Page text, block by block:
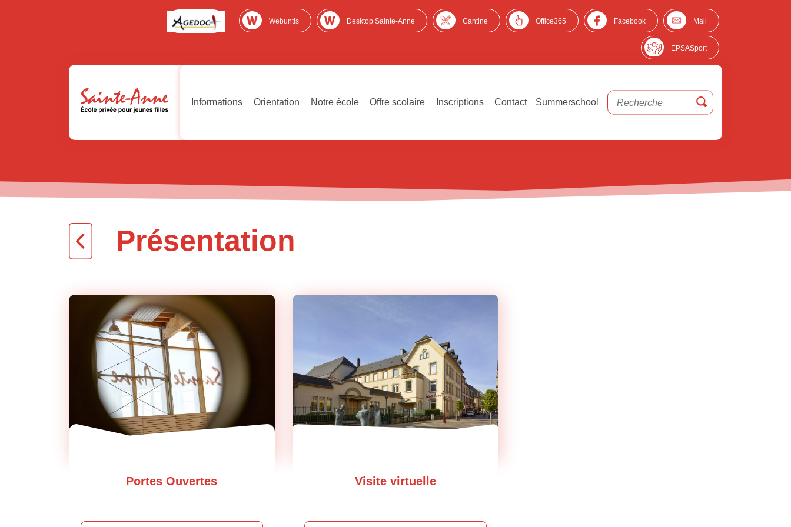
Webuntis Desktop Sainte-Anne Cantine Office365 Facebook Mail
EPSASport
Informations Orientation Notre école Offre scolaire Inscriptions Contact Summerschool
Présentation
Portes Ouvertes Visite virtuelle